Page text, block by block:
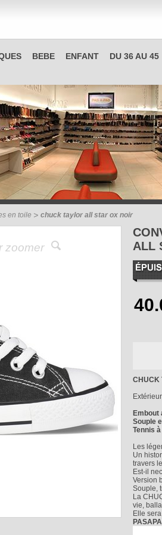
BEBE ENFANT DU 36 AU 45
en toile chuck taylor all star ox noir
zoomer
ALL
CHUCK
Embout
Souple
Tennis
Les
Un
travers
Est-il
Version
Souple,
La
vie,
Elle